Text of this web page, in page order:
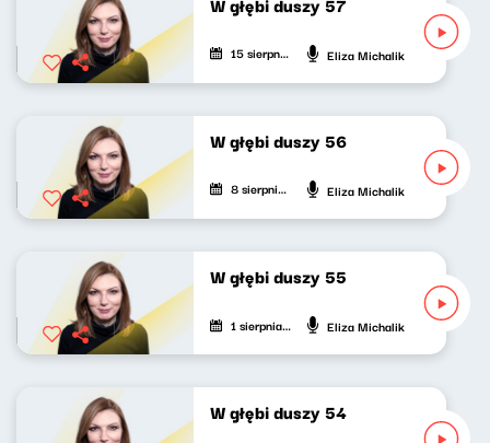
15 sierpnia 2021 Eliza Michalik
W głębi duszy 56
8 sierpnia 2021 Eliza Michalik
W głębi duszy 55
1 sierpnia 2021 Eliza Michalik
W głębi duszy 54